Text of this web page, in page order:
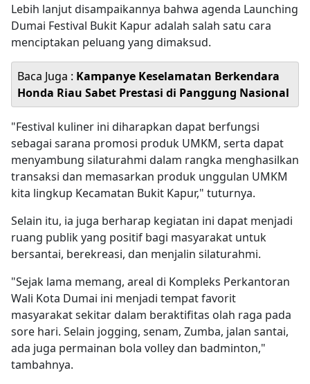
Lebih lanjut disampaikannya bahwa agenda Launching
Dumai Festival Bukit Kapur adalah salah satu cara
menciptakan peluang yang dimaksud.
Baca Juga : Kampanye Keselamatan Berkendara
Honda Riau Sabet Prestasi di Panggung Nasional
"Festival kuliner ini diharapkan dapat berfungsi
sebagai sarana promosi produk UMKM, serta dapat
menyambung silaturahmi dalam rangka menghasilkan
transaksi dan memasarkan produk unggulan UMKM
kita lingkup Kecamatan Bukit Kapur," tuturnya.
Selain itu, ia juga berharap kegiatan ini dapat menjadi
ruang publik yang positif bagi masyarakat untuk
bersantai, berekreasi, dan menjalin silaturahmi.
"Sejak lama memang, areal di Kompleks Perkantoran
Wali Kota Dumai ini menjadi tempat favorit
masyarakat sekitar dalam beraktifitas olah raga pada
sore hari. Selain jogging, senam, Zumba, jalan santai,
ada juga permainan bola volley dan badminton,"
tambahnya.